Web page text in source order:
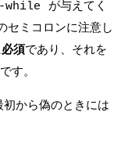
while
が与えてく
セミコロンに注意し
必須であり、それを
す。
から偽のときには